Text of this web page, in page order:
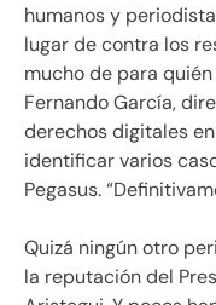
humanos y
lugar de contra los
mucho de para
Fernando García,
derechos digitales
identificar varios
Pegasus.
Quizá ningún otro
la reputación del